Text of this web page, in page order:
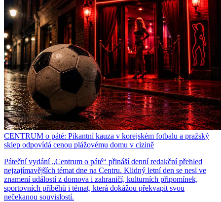
CENTRUM o páté: Pikantní kauza v korejském fotbalu a pražský
sklep odpovídá cenou plážovému domu v cizině
Páteční vydání „Centrum o páté“ přináší denní redakční přehled
nejzajímavějších témat dne na Centru. Klidný letní den se nesl ve
znamení událostí z domova i zahraničí, kulturních připomínek,
sportovních příběhů i témat, která dokážou překvapit svou
nečekanou souvislostí.